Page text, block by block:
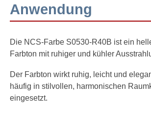
Anwendung
Die NCS-Farbe S0530-R40B ist ein
Farbton mit ruhiger und kühler
Der Farbton wirkt ruhig, leicht und
häufig in stilvollen, harmonischen
eingesetzt.